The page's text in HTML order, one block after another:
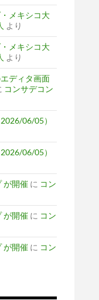
メキシコ大
より
メキシコ大
より
ディタ画面
コンサデコン
06/05）
06/05）
が開催 に コン
が開催 に コン
が開催 に コン